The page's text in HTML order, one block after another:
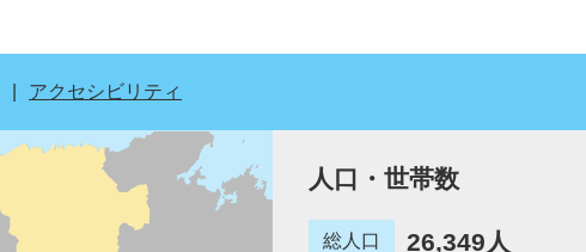
アクセシビリティ
人口・世帯数
総人口 26,349人